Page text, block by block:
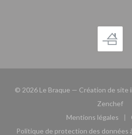
© 2026 Le Braque — Création de site
Zenchef
Mentions légales
((ouvre
Politique de protection des données